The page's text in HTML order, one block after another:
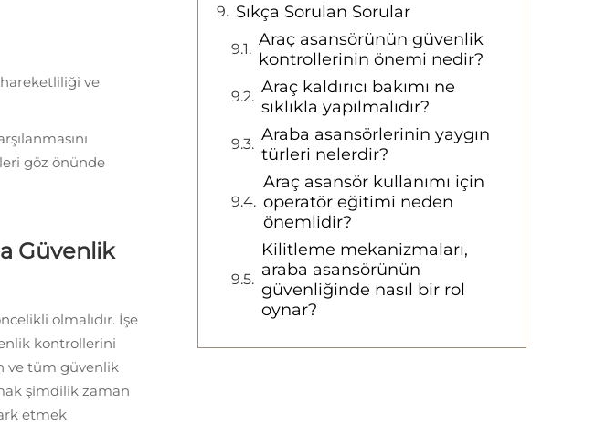
hareketliliği ve
göz önünde
Güvenlik
olmalıdır. İşe
kontrollerini
ve tüm güvenlik
şimdilik zaman
etmek
Sıkça Sorulan Sorular
Araç asansörünün güvenlik
kontrollerinin önemi nedir?
Araç kaldırıcı bakımı ne
sıklıkla yapılmalıdır?
Araba asansörlerinin yaygın
türleri nelerdir?
Araç asansör kullanımı için
operatör eğitimi neden
önemlidir?
Kilitleme mekanizmaları,
araba asansörünün
güvenliğinde nasıl bir rol
oynar?